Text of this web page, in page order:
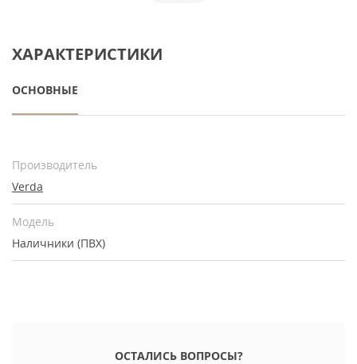
ХАРАКТЕРИСТИКИ
ОСНОВНЫЕ
Производитель
Verda
Модель
Наличники (ПВХ)
ОСТАЛИСЬ ВОПРОСЫ?